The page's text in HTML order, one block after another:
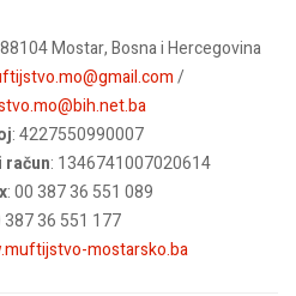
Mostar, Bosna i Hercegovina
/
: 4227550990007
: 1346741007020614
: 00 387 36 551 089
387 36 551 177
mostarsko.ba